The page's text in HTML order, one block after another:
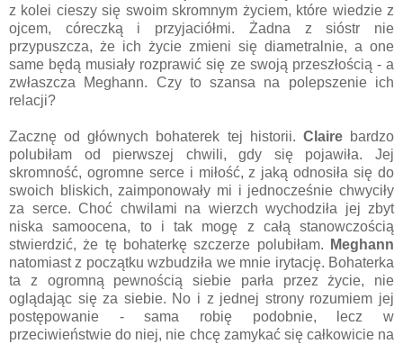
z kolei cieszy się swoim skromnym życiem, które wiedzie z
ojcem, córeczką i przyjaciółmi. Żadna z sióstr nie
przypuszcza, że ich życie zmieni się diametralnie, a one
same będą musiały rozprawić się ze swoją przeszłością - a
zwłaszcza Meghann. Czy to szansa na polepszenie ich
relacji?
Zacznę od głównych bohaterek tej historii. Claire bardzo
polubiłam od pierwszej chwili, gdy się pojawiła. Jej
skromność, ogromne serce i miłość, z jaką odnosiła się do
swoich bliskich, zaimponowały mi i jednocześnie chwyciły
za serce. Choć chwilami na wierzch wychodziła jej zbyt
niska samoocena, to i tak mogę z całą stanowczością
stwierdzić, że tę bohaterkę szczerze polubiłam.
Meghann
natomiast z początku wzbudziła we mnie irytację. Bohaterka
ta z ogromną pewnością siebie parła przez życie, nie
oglądając się za siebie. No i z jednej strony rozumiem jej
postępowanie - sama robię podobnie, lecz w
przeciwieństwie do niej, nie chcę zamykać się całkowicie na